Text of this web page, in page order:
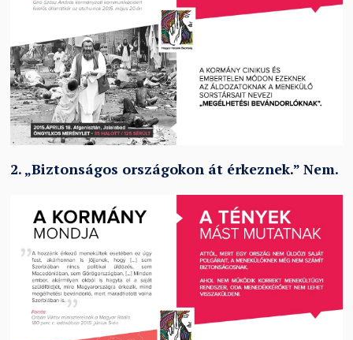
2. „Biztonságos országokon át érkeznek.” Nem.